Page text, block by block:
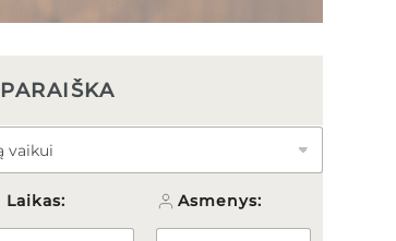
PARAIŠKA
Laikas: Asmenys: